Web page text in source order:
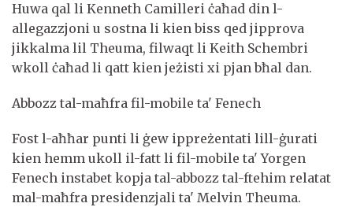
Huwa qal li Kenneth Camilleri ċaħad din l-
allegazzjoni u sostna li kien biss qed jipprova
jikkalma lil Theuma, filwaqt li Keith Schembri
wkoll ċaħad li qatt kien jeżisti xi pjan bħal dan.
Abbozz tal-maħfra fil-mobile ta' Fenech
Fost l-aħħar punti li ġew ippreżentati lill-ġurati
kien hemm ukoll il-fatt li fil-mobile ta' Yorgen
Fenech instabet kopja tal-abbozz tal-ftehim relatat
mal-maħfra presidenzjali ta' Melvin Theuma.